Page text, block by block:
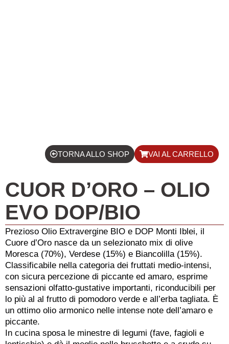
VAI AL CARRELLO
TORNA ALLO SHOP
CUOR D’ORO – OLIO
EVO DOP/BIO
Prezioso Olio Extravergine BIO e DOP Monti Iblei, il
Cuore d’Oro nasce da un selezionato mix di olive
Moresca (70%), Verdese (15%) e Biancolilla (15%).
Classificabile nella categoria dei fruttati medio-intensi,
con sicura percezione di piccante ed amaro, esprime
sensazioni olfatto-gustative importanti, riconducibili per
lo più al al frutto di pomodoro verde e all’erba tagliata. È
un ottimo olio armonico nelle intense note dell’amaro e
piccante.
In cucina sposa le minestre di legumi (fave, fagioli e